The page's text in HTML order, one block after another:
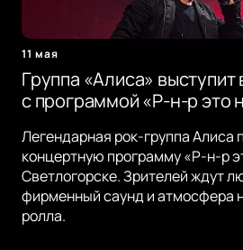
11 мая
Группа «Алиса»
с программой «Р-н-р это
Легендарная рок-группа Алиса
концертную программу «Р-н-р
Светлогорске. Зрителей ждут
фирменный саунд и атмосфера
ролла.